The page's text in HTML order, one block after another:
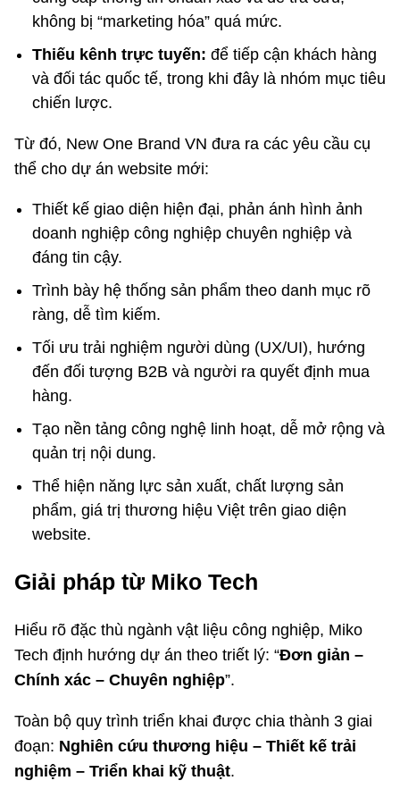
không bị “marketing hóa” quá mức.
Thiếu kênh trực tuyến: để tiếp cận khách hàng
và đối tác quốc tế, trong khi đây là nhóm mục tiêu
chiến lược.
Từ đó, New One Brand VN đưa ra các yêu cầu cụ
thể cho dự án website mới:
Thiết kế giao diện hiện đại, phản ánh hình ảnh
doanh nghiệp công nghiệp chuyên nghiệp và
đáng tin cậy.
Trình bày hệ thống sản phẩm theo danh mục rõ
ràng, dễ tìm kiếm.
Tối ưu trải nghiệm người dùng (UX/UI), hướng
đến đối tượng B2B và người ra quyết định mua
hàng.
Tạo nền tảng công nghệ linh hoạt, dễ mở rộng và
quản trị nội dung.
Thể hiện năng lực sản xuất, chất lượng sản
phẩm, giá trị thương hiệu Việt trên giao diện
website.
Giải pháp từ Miko Tech
Hiểu rõ đặc thù ngành vật liệu công nghiệp, Miko
Tech định hướng dự án theo triết lý: “Đơn giản –
Chính xác – Chuyên nghiệp”.
Toàn bộ quy trình triển khai được chia thành 3 giai
đoạn: Nghiên cứu thương hiệu – Thiết kế trải
nghiệm – Triển khai kỹ thuật.